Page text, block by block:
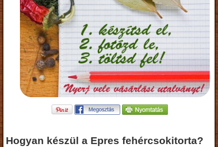
Hogyan készül a Epres fehércsokitorta?